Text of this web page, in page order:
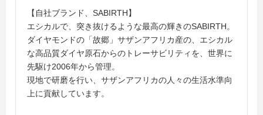
【自社ブランド、SABIRTH】
エシカルで、突き抜けるような最高の輝きのSABIRTH。
ダイヤモンドの「故郷」サザンアフリカ産の、エシカル
な高品質ダイヤ原石からのトレーサビリティを、世界に
先駆け2006年から管理。
現地で研磨を行い、サザンアフリカの人々の生活水準向
上に貢献しています。